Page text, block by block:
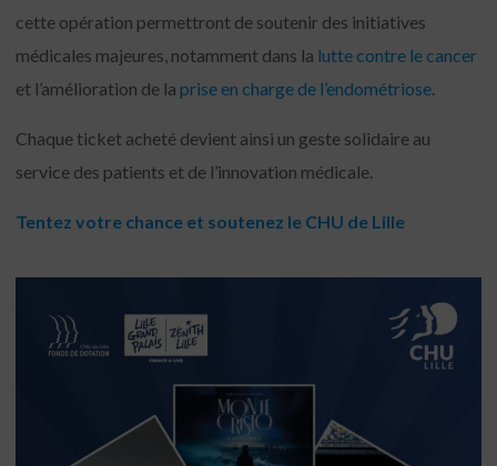
cette opération permettront de soutenir des initiatives
médicales majeures, notamment dans la lutte contre le cancer
et l’amélioration de laprise en charge de l’endométriose
Chaque ticket acheté devient ainsi un geste solidaire au
service des patients et de l’innovation médicale.
Tentez votre chance et soutenez le CHU de Lille